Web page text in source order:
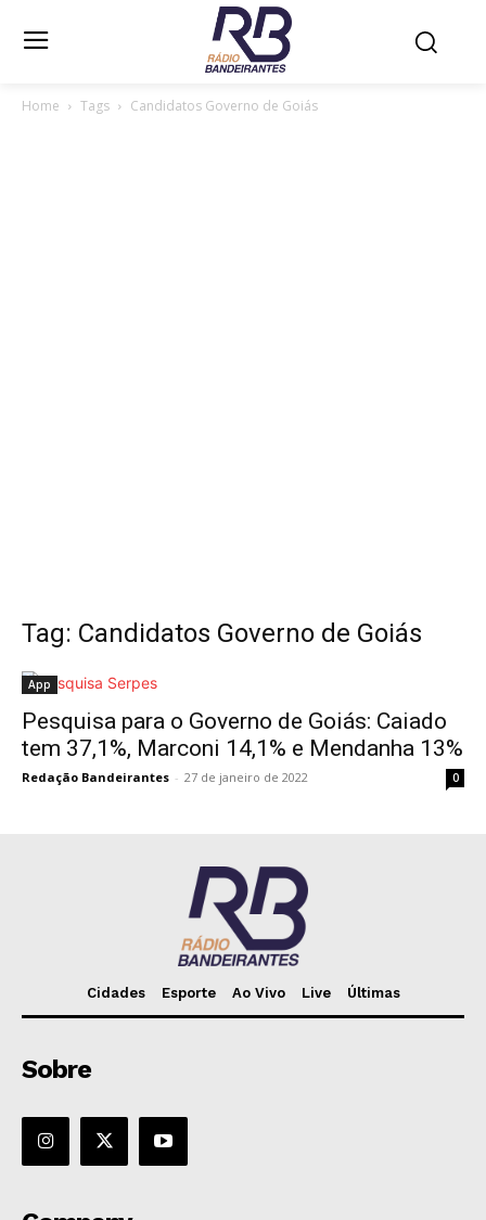
Home Tags Candidatos Governo de Goiás
Tag: Candidatos Governo de Goiás
App
Pesquisa para o Governo de Goiás: Caiado
tem 37,1%, Marconi 14,1% e Mendanha 13%
Redação Bandeirantes - 27 de janeiro de 2022 0
Cidades Esporte Ao Vivo Live Últimas
Sobre